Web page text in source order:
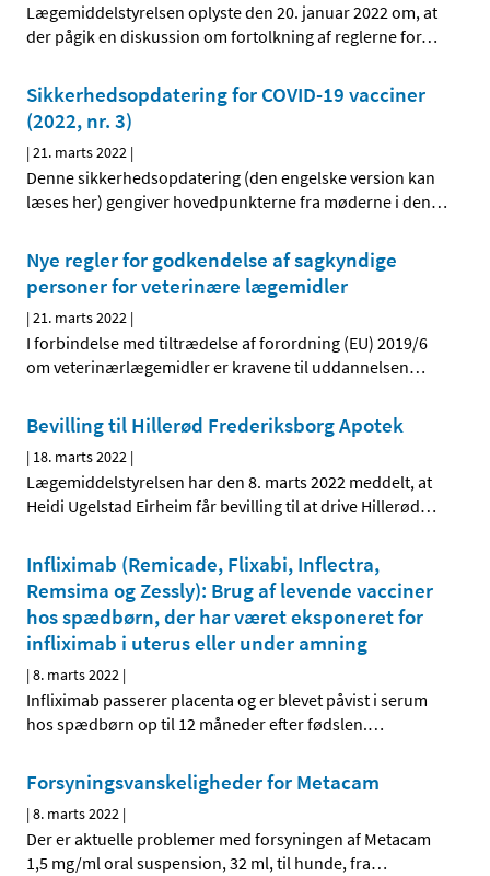
Lægemiddelstyrelsen oplyste den 20. januar 2022 om, at
der pågik en diskussion om fortolkning af reglerne for…
Sikkerhedsopdatering for COVID-19 vacciner
(2022, nr. 3)
|21. marts 2022 |
Denne sikkerhedsopdatering (den engelske version kan
læses her) gengiver hovedpunkterne fra møderne i den…
Nye regler for godkendelse af sagkyndige
personer for veterinære lægemidler
|21. marts 2022 |
I forbindelse med tiltrædelse af forordning (EU) 2019/6
om veterinærlægemidler er kravene til uddannelsen…
Bevilling til Hillerød Frederiksborg Apotek
| 18. marts 2022 |
Lægemiddelstyrelsen har den 8. marts 2022 meddelt, at
Heidi Ugelstad Eirheim får bevilling til at drive Hillerød…
Infliximab (Remicade, Flixabi, Inflectra,
Remsima og Zessly): Brug af levende vacciner
hos spædbørn, der har været eksponeret for
infliximab i uterus eller under amning
|8. marts 2022 |
Infliximab passerer placenta og er blevet påvist i serum
hos spædbørn op til 12 måneder efter fødslen.…
Forsyningsvanskeligheder for Metacam
|8. marts 2022 |
Der er aktuelle problemer med forsyningen af Metacam
1,5 mg/ml oral suspension, 32 ml, til hunde, fra…